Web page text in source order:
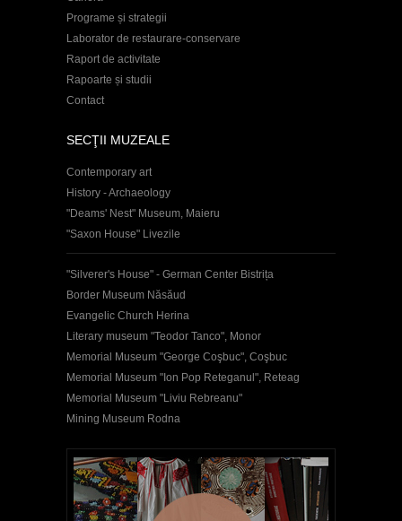
Programe și strategii
Laborator de restaurare-conservare
Raport de activitate
Rapoarte și studii
Contact
SECŢII MUZEALE
Contemporary art
History - Archaeology
"Deams' Nest" Museum, Maieru
"Saxon House" Livezile
"Silverer's House" - German Center Bistrița
Border Museum Năsăud
Evangelic Church Herina
Literary museum "Teodor Tanco", Monor
Memorial Museum "George Coşbuc", Coşbuc
Memorial Museum "Ion Pop Reteganul", Reteag
Memorial Museum "Liviu Rebreanu"
Mining Museum Rodna